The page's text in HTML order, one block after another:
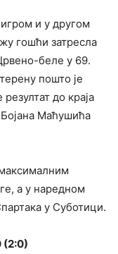
и у другом
гошћи затресла
беле у 69.
пошто је
до краја
Маћушића
а у наредном
у Суботици.